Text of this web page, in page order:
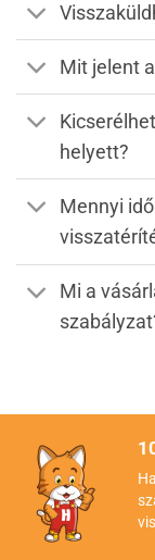
Mit jelent
helyett?
Mennyi
Mi a